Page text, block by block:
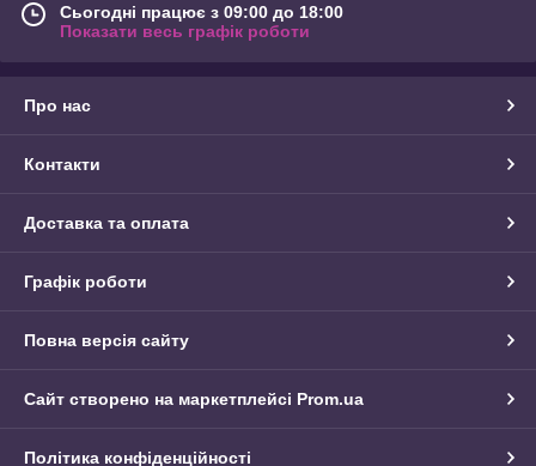
Сьогодні працює з 09:00 до 18:00
Показати весь графік роботи
Про нас
Контакти
Доставка та оплата
Графік роботи
Повна версія сайту
Сайт створено на маркетплейсі Prom.ua
Політика конфіденційності